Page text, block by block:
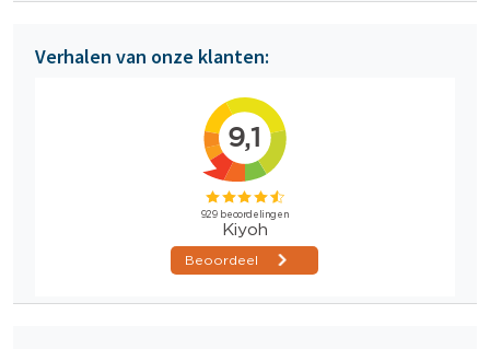
Verhalen van onze klanten: